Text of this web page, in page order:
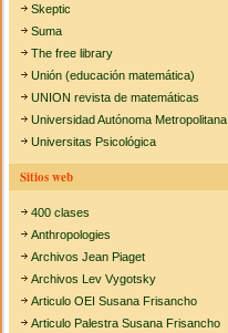
Skeptic
Suma
The free library
Unión (educación matemática)
UNION revista de matemáticas
Universidad Autónoma Metropolitana
Universitas Psicológica
Sitios web
400 clases
Anthropologies
Archivos Jean Piaget
Archivos Lev Vygotsky
Articulo OEI Susana Frisancho
Articulo Palestra Susana Frisancho